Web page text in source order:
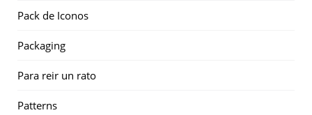
Pack de Iconos
Packaging
Para reir un rato
Patterns